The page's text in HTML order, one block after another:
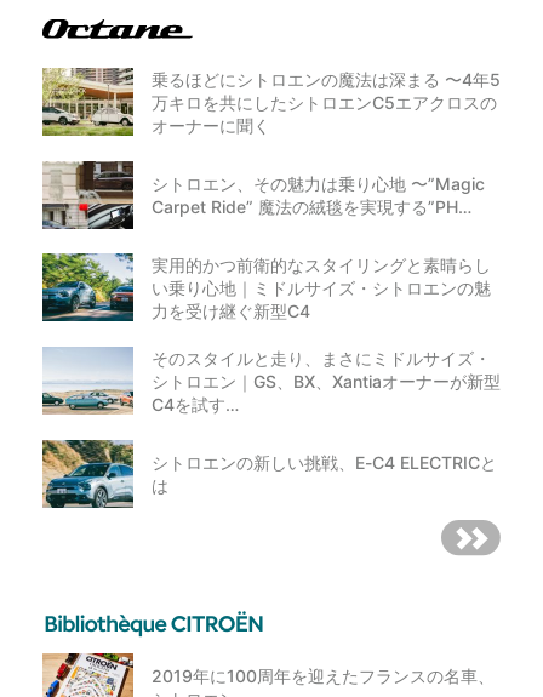
乗るほどにシトロエンの魔法は深まる 〜4年5
万キロを共にしたシトロエンC5エアクロスの
オーナーに聞く
シトロエン、その魅力は乗り心地 〜”Magic
Carpet Ride” 魔法の絨毯を実現する”PH…
実用的かつ前衛的なスタイリングと素晴らし
い乗り心地｜ミドルサイズ・シトロエンの魅
力を受け継ぐ新型C4
そのスタイルと走り、まさにミドルサイズ・
シトロエン｜GS、BX、Xantiaオーナーが新型
C4を試す…
シトロエンの新しい挑戦、E-C4 ELECTRICと
は
2019年に100周年を迎えたフランスの名車、